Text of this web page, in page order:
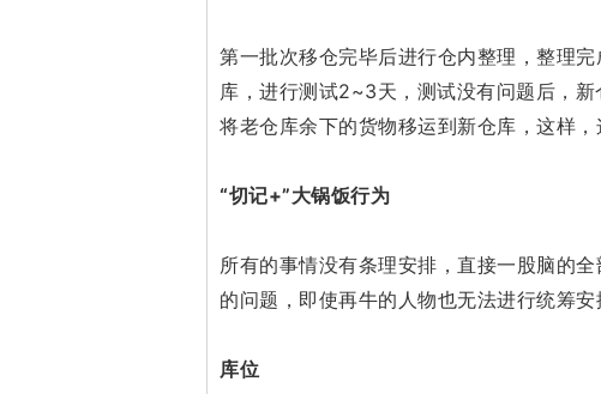
第一批次移仓完毕后进行仓内整理，整理
库，进行测试2~3天，测试没有问题后，
将老仓库余下的货物移运到新仓库，这样，
“切记+”大锅饭行为
所有的事情没有条理安排，直接一股脑的
的问题，即使再牛的人物也无法进行统筹安
库位